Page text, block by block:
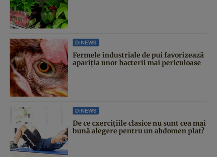
D:NEWS
Fermele industriale de pui favorizează
apariția unor bacterii mai periculoase
D:NEWS
De ce cxercițiile clasice nu sunt cea mai
bună alegere pentru un abdomen plat?